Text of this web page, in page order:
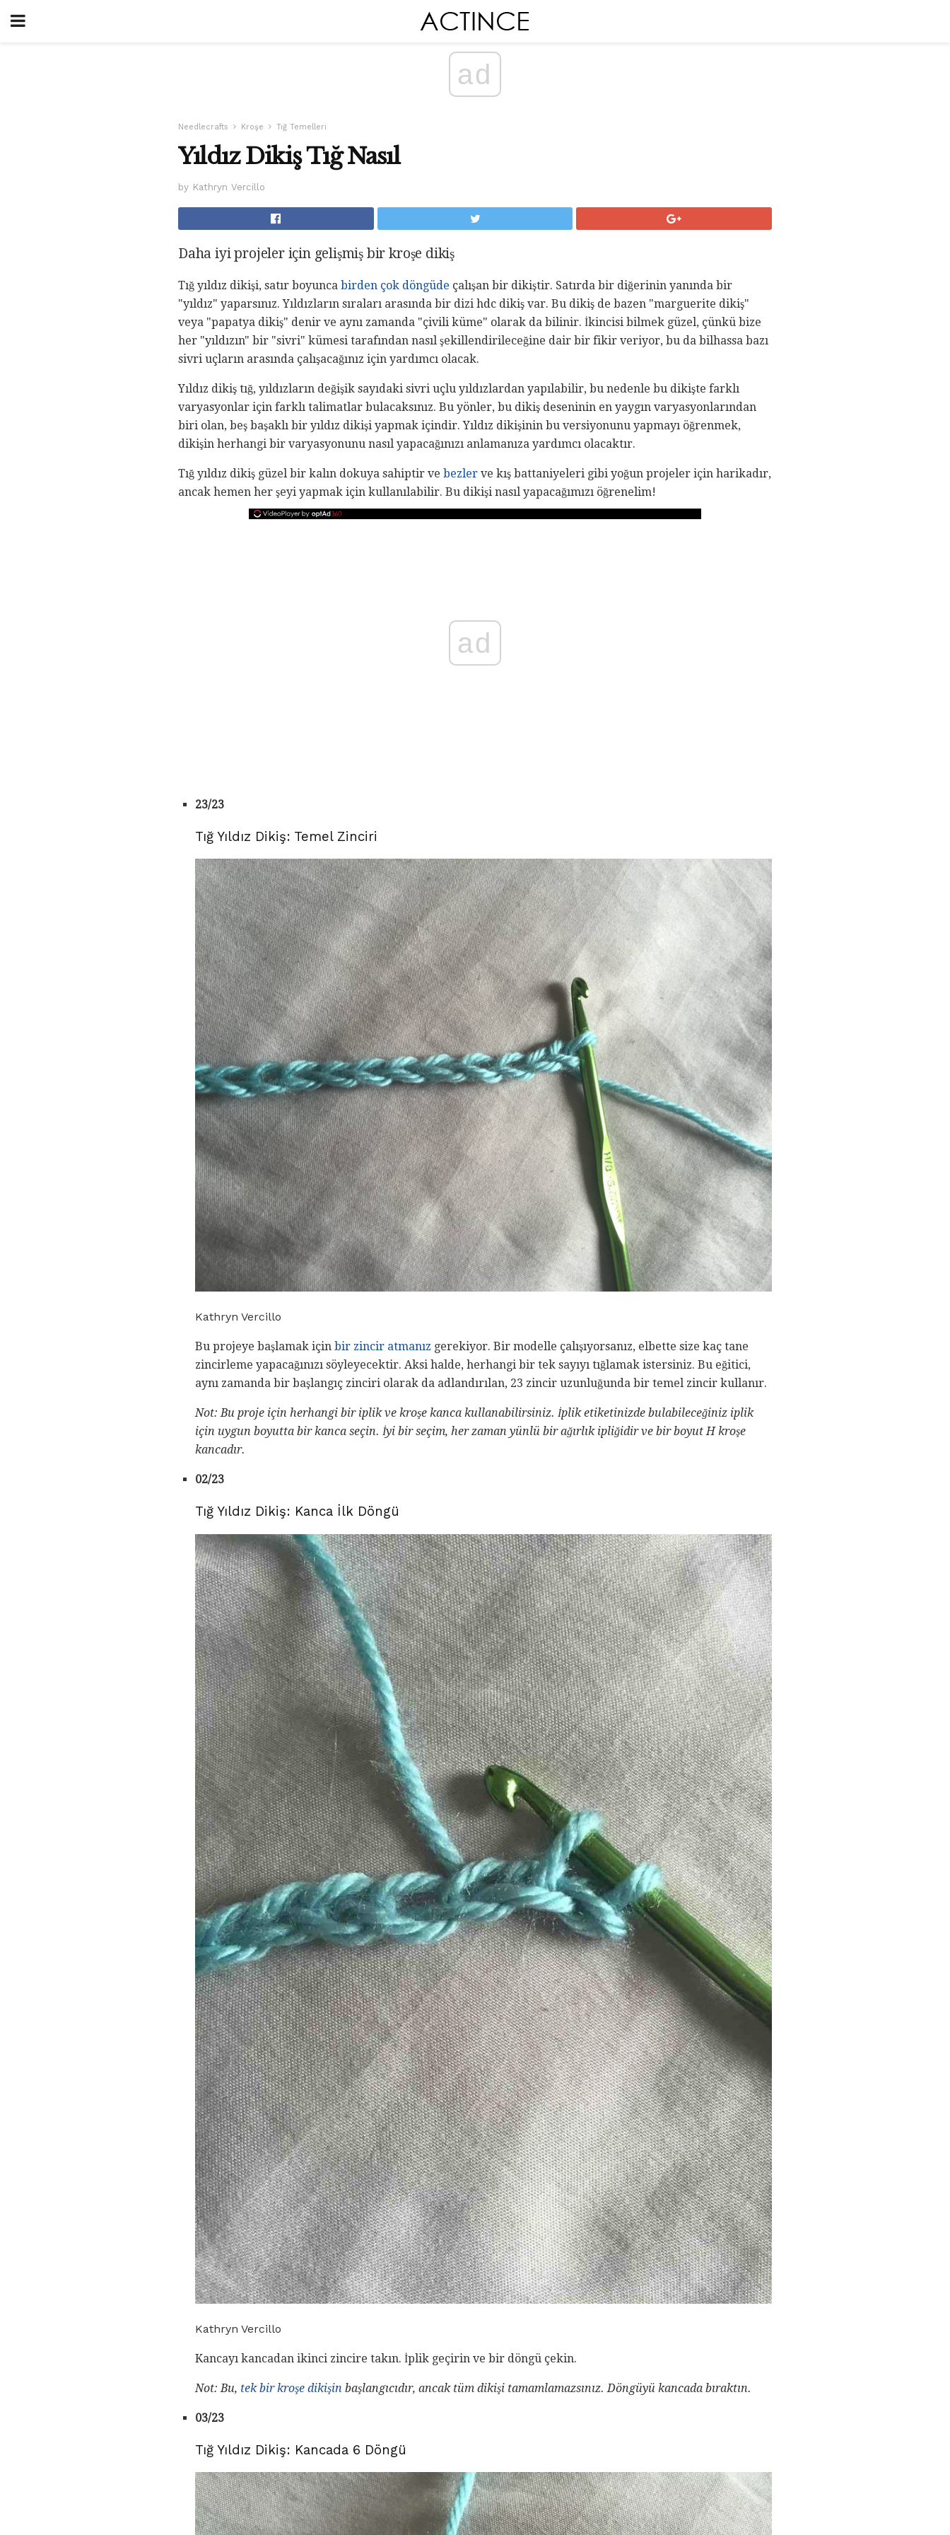
ad
Needlecrafts Kroşe Tığ Temelleri
Yıldız Dikiş Tığ Nasıl
by Kathryn Vercillo
Daha iyi projeler için gelişmiş bir kroşe dikiş
Tığ yıldız dikişi, satır boyunca birden çok döngüde çalışan bir dikiştir. Satırda bir diğerinin yanında bir
"yıldız" yaparsınız. Yıldızların sıraları arasında bir dizi hdc dikiş var. Bu dikiş de bazen "marguerite dikiş"
veya "papatya dikiş" denir ve aynı zamanda "çivili küme" olarak da bilinir. İkincisi bilmek güzel, çünkü bize
her "yıldızın" bir "sivri" kümesi tarafından nasıl şekillendirileceğine dair bir fikir veriyor, bu da bilhassa bazı
sivri uçların arasında çalışacağınız için yardımcı olacak.
Yıldız dikiş tığ, yıldızların değişik sayıdaki sivri uçlu yıldızlardan yapılabilir, bu nedenle bu dikişte farklı
varyasyonlar için farklı talimatlar bulacaksınız. Bu yönler, bu dikiş deseninin en yaygın varyasyonlarından
biri olan, beş başaklı bir yıldız dikişi yapmak içindir. Yıldız dikişinin bu versiyonunu yapmayı öğrenmek,
dikişin herhangi bir varyasyonunu nasıl yapacağınızı anlamanıza yardımcı olacaktır.
Tığ yıldız dikiş güzel bir kalın dokuya sahiptir ve bezler ve kış battaniyeleri gibi yoğun projeler için harikadır,
ancak hemen her şeyi yapmak için kullanılabilir. Bu dikişi nasıl yapacağımızı öğrenelim!
ad
23/23
Tığ Yıldız Dikiş: Temel Zinciri
Kathryn Vercillo
Bu projeye başlamak için bir zincir atmanız gerekiyor. Bir modelle çalışıyorsanız, elbette size kaç tane
zincirleme yapacağınızı söyleyecektir. Aksi halde, herhangi bir tek sayıyı tığlamak istersiniz. Bu eğitici,
aynı zamanda bir başlangıç ​​zinciri olarak da adlandırılan, 23 zincir uzunluğunda bir temel zincir kullanır.
Not: Bu proje için herhangi bir iplik ve kroşe kanca kullanabilirsiniz. İplik etiketinizde bulabileceğiniz iplik
için uygun boyutta bir kanca seçin. İyi bir seçim, her zaman yünlü bir ağırlık ipliğidir ve bir boyut H kroşe
kancadır.
02/23
Tığ Yıldız Dikiş: Kanca İlk Döngü
Kathryn Vercillo
Kancayı kancadan ikinci zincire takın. İplik geçirin ve bir döngü çekin.
Not: Bu, tek bir kroşe dikişin başlangıcıdır, ancak tüm dikişi tamamlamazsınız. Döngüyü kancada bıraktın.
03/23
Tığ Yıldız Dikiş: Kancada 6 Döngü